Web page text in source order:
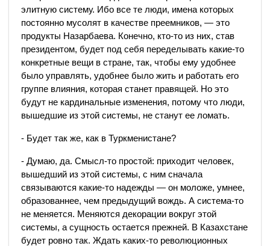
элитную систему. Ибо все те люди, имена которых
постоянно мусолят в качестве преемников, — это
продукты Назарбаева. Конечно, кто-то из них, став
президентом, будет под себя переделывать какие-то
конкретные вещи в стране, так, чтобы ему удобнее
было управлять, удобнее было жить и работать его
группе влияния, которая станет правящей. Но это
будут не кардинальные изменения, потому что люди,
вышедшие из этой системы, не станут ее ломать.
- Будет так же, как в Туркменистане?
- Думаю, да. Смысл-то простой: приходит человек,
вышедший из этой системы, с ним сначала
связываются какие-то надежды — он моложе, умнее,
образованнее, чем предыдущий вождь. А система-то
не меняется. Меняются декорации вокруг этой
системы, а сущность остается прежней. В Казахстане
будет ровно так. Ждать каких-то революционных